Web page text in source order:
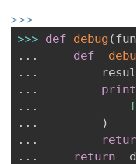
>>>
>>> def debug (
. . . def
. . .
. . . print
. . .
. . .
)
. . .
. . . return